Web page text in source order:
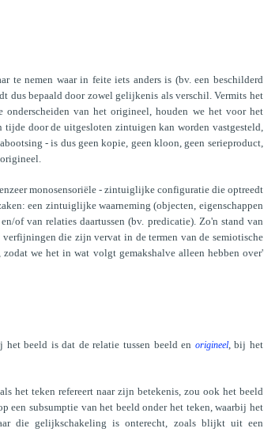
te nemen waar in feite iets anders is (bv. een beschilderd
dus bepaald door zowel gelijkenis als verschil. Vermits het
van het origineel, houden we het voor het
door de uitgesloten zintuigen kan worden vastgesteld,
- is dus geen kopie, geen kloon, geen serieproduct,
monosensoriële - zintuiglijke configuratie die optreedt
een zintuiglijke waarneming (objecten, eigenschappen
of van relaties daartussen (bv. predicatie). Zo'n stand van
verfijningen die zijn vervat in de termen van de semiotische
we het in wat volgt gemakshalve alleen hebben over'
beeld is dat de relatie tussen beeld en origineel, bij het
het teken refereert naar zijn betekenis, zou ook het beeld
een subsumptie van het beeld onder het teken, waarbij het
die gelijkschakeling is onterecht, zoals blijkt uit een